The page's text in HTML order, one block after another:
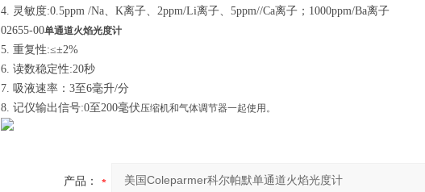
4. 灵敏度:0.5ppm /Na、K离子、2ppm/Li离子、5ppm//Ca离子；1000ppm/Ba离子
02655-00单通道火焰光度计
5. 重复性:≤±2%
6. 读数稳定性:20秒
7. 吸液速率：3至6毫升/分
8. 记仪输出信号:0至200毫伏压缩机和气体调节器一起使用。
产品：